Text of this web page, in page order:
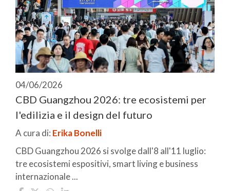
04/06/2026
CBD Guangzhou 2026: tre ecosistemi per
l'edilizia e il design del futuro
A cura di: Erika Bonelli
CBD Guangzhou 2026 si svolge dall'8 all'11 luglio:
tre ecosistemi espositivi, smart living e business
internazionale ...